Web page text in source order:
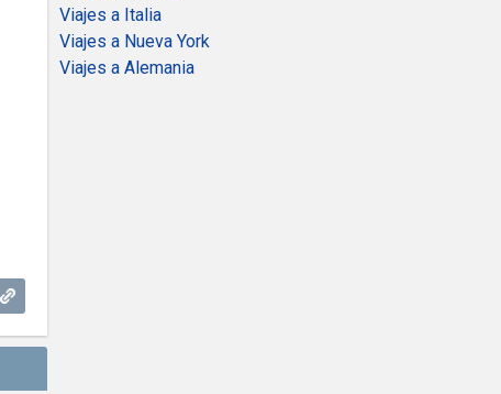
Viajes a Italia
Viajes a Nueva York
Viajes a Alemania